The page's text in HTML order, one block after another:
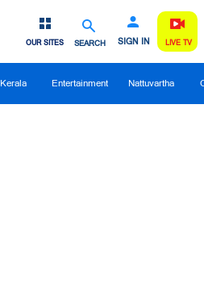
SEARCH SIGN IN
OUR SITES LIVE TV
Kerala Entertainment Nattuvartha